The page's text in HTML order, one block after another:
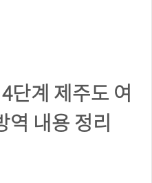
단계 제주도 여
역 내용 정리